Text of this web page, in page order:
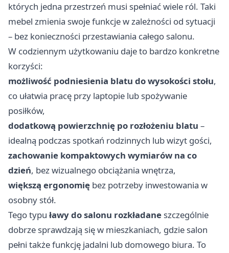
których jedna przestrzeń musi spełniać wiele ról. Taki
mebel zmienia swoje funkcje w zależności od sytuacji
– bez konieczności przestawiania całego salonu.
W codziennym użytkowaniu daje to bardzo konkretne
korzyści:
możliwość podniesienia blatu do wysokości stołu,
co ułatwia pracę przy laptopie lub spożywanie
posiłków,
dodatkową powierzchnię po rozłożeniu blatu –
idealną podczas spotkań rodzinnych lub wizyt gości,
zachowanie kompaktowych wymiarów na co
dzień, bez wizualnego obciążania wnętrza,
większą ergonomię bez potrzeby inwestowania w
osobny stół.
Tego typu ławy do salonu rozkładane szczególnie
dobrze sprawdzają się w mieszkaniach, gdzie salon
pełni także funkcję jadalni lub domowego biura. To